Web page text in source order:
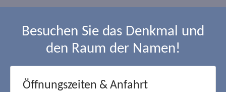
Besuchen Sie das Denkmal und
den Raum der Namen!
Öffnungszeiten & Anfahrt